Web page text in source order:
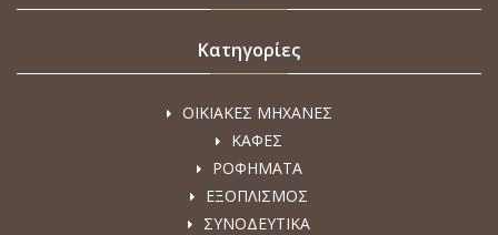
Κατηγορίες
ΟΙΚΙΑΚΕΣ ΜΗΧΑΝΕΣ
ΚΑΦΕΣ
ΡΟΦΗΜΑΤΑ
ΕΞΟΠΛΙΣΜΟΣ
ΣΥΝΟΔΕΥΤΙΚΑ